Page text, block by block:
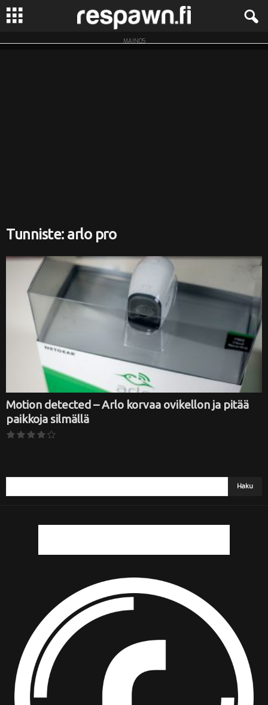
R
MAINOS
Tunniste: arlo pro
Motion detected – Arlo korvaa ovikellon ja pitää
paikkoja silmällä